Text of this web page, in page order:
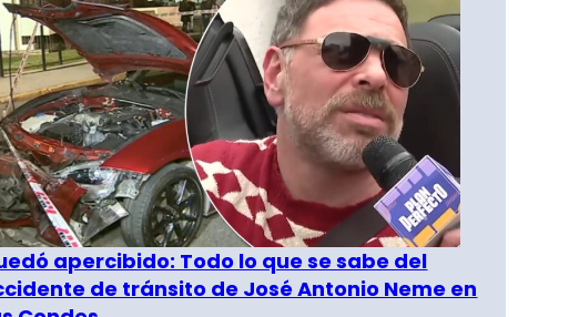
apercibido: Todo lo que se sabe del
de tránsito de José Antonio Neme en